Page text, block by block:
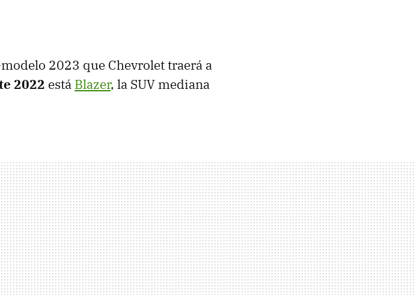
2023 que Chevrolet traerá a
2022 está Blazer, la SUV mediana